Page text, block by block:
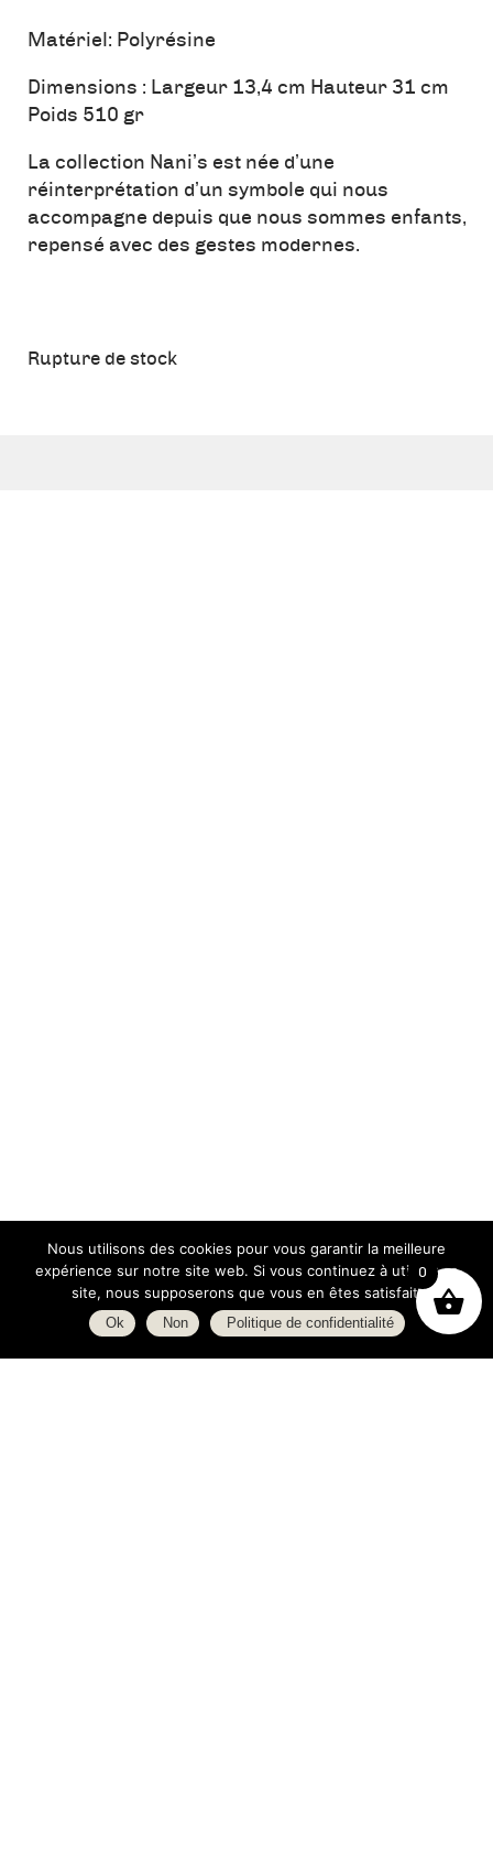
Matériel: Polyrésine
Dimensions : Largeur 13,4 cm Hauteur 31 cm
Poids 510 gr
La collection Nani’s est née d’une
réinterprétation d’un symbole qui nous
accompagne depuis que nous sommes enfants,
repensé avec des gestes modernes.
Rupture de stock
0
Nous utilisons des cookies pour vous garantir la meilleure
expérience sur notre site web. Si vous continuez à utiliser ce
site, nous supposerons que vous en êtes satisfait.
Ok Non Politique de confidentialité